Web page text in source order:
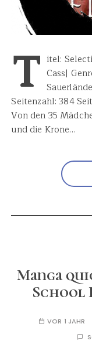
T itel:
Cass|
Seitenzahl: 384
Von den 35
und die Krone…
Manga
School
VOR 1 JAHR